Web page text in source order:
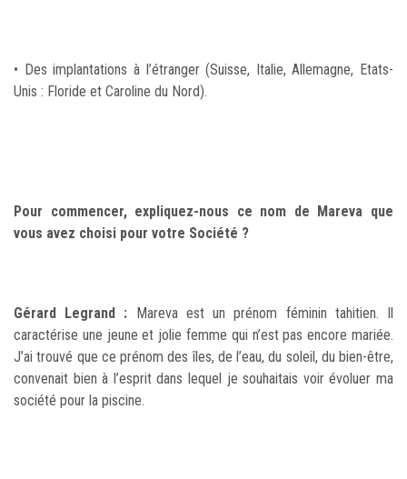
• Des implantations à l’étranger (Suisse, Italie, Allemagne, Etats-
Unis : Floride et Caroline du Nord).
Pour commencer, expliquez-nous ce nom de Mareva que
vous avez choisi pour votre Société ?
Gérard Legrand : Mareva est un prénom féminin tahitien. Il
caractérise une jeune et jolie femme qui n’est pas encore mariée.
J’ai trouvé que ce prénom des îles, de l’eau, du soleil, du bien-être,
convenait bien à l’esprit dans lequel je souhaitais voir évoluer ma
société pour la piscine.